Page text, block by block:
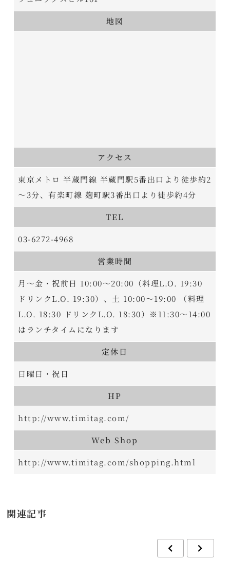
地図
アクセス
東京メトロ 半蔵門線 半蔵門駅5番出口より徒歩約2
～3分、有楽町線 麹町駅3番出口より徒歩約4分
TEL
03-6272-4968
営業時間
月～金・祝前日 10:00～20:00（料理L.O. 19:30
ドリンクL.O. 19:30）、土 10:00～19:00 （料理
L.O. 18:30 ドリンクL.O. 18:30）※11:30～14:00
はランチタイムになります
定休日
日曜日・祝日
HP
http://www.timitag.com/
Web Shop
http://www.timitag.com/shopping.html
関連記事